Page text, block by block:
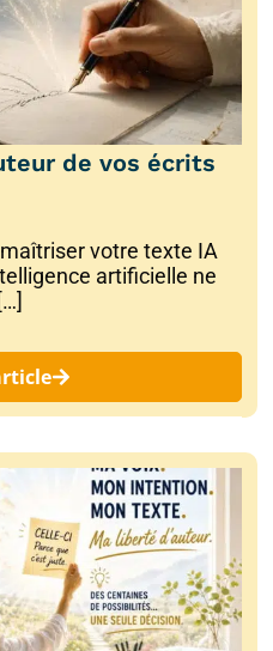
de vos écrits
votre texte IA
artificielle ne